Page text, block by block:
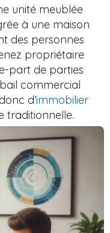
unité meublée
à une maison
des personnes
propriétaire
part de parties
commercial
d’immobilier
traditionnelle.